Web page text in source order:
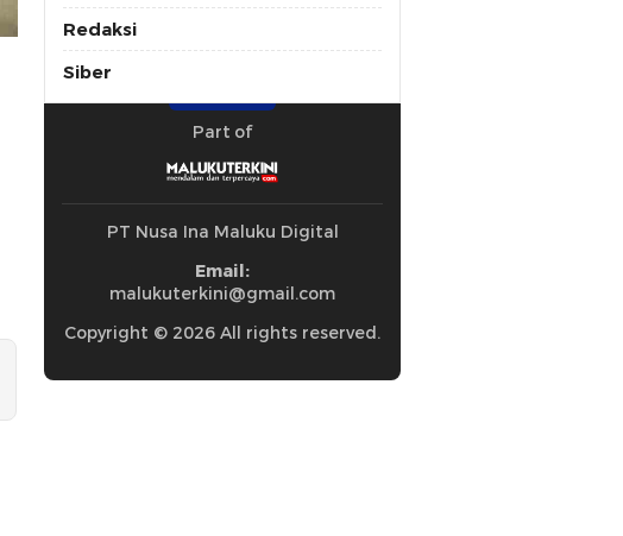
Redaksi
Siber
Part of
PT Nusa Ina Maluku Digital
Email:
malukuterkini@gmail.com
Copyright © 2026 All rights reserved.